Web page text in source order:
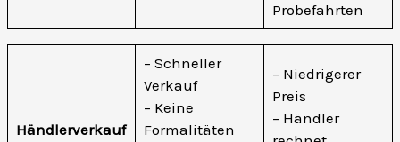
Probefahrten
Händlerverkauf
– Schneller
Verkauf
– Keine
Formalitäten
– Niedrigerer
Preis
– Händler